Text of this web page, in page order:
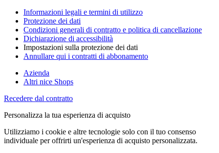
Informazioni legali e termini di utilizzo
Protezione dei dati
Condizioni generali di contratto e politica di cancellazione
Dichiarazione di accessibilità
Impostazioni sulla protezione dei dati
Annullare qui i contratti di abbonamento
Azienda
Altri nice Shops
Recedere dal contratto
Personalizza la tua esperienza di acquisto
Utilizziamo i cookie e altre tecnologie solo con il tuo consenso
individuale per offrirti un'esperienza di acquisto personalizzata.